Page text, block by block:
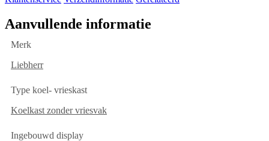
Aanvullende informatie
Merk
Liebherr
Type koel- vrieskast
Koelkast zonder vriesvak
Ingebouwd display